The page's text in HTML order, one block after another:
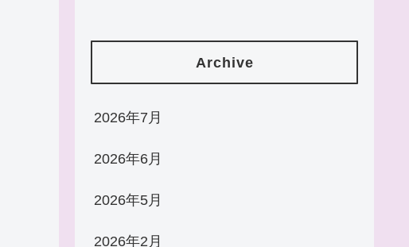
Archive
2026年7月
2026年6月
2026年5月
2026年2月